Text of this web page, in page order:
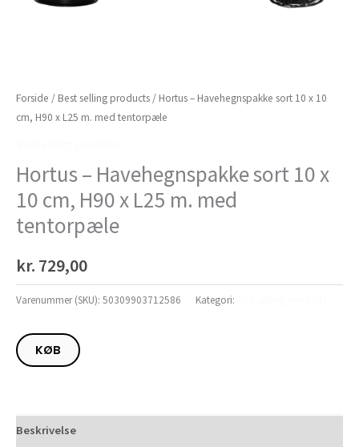
Forside / Best selling products / Hortus – Havehegnspakke sort 10 x 10
cm, H90 x L25 m. med tentorpæle
Hortus – Havehegnspakke sort 10 x
10 cm, H90 x L25 m. med
tentorpæle
kr. 729,00
Varenummer (SKU): 50309903712586 Kategori:
KØB
Beskrivelse